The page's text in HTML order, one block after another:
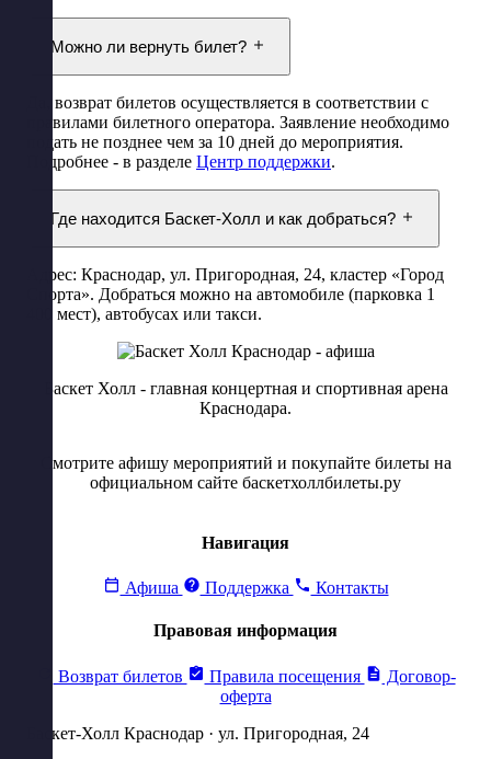
Можно ли вернуть билет?
Да, возврат билетов осуществляется в соответствии с
правилами билетного оператора. Заявление необходимо
подать не позднее чем за 10 дней до мероприятия.
Подробнее - в разделе Центр поддержки.
Где находится Баскет-Холл и как добраться?
Адрес: Краснодар, ул. Пригородная, 24, кластер «Город
Спорта». Добраться можно на автомобиле (парковка 1
400 мест), автобусах или такси.
Баскет Холл - главная концертная и спортивная арена
Краснодара.
Смотрите афишу мероприятий и покупайте билеты на
официальном сайте баскетхоллбилеты.ру
Навигация
Афиша Поддержка Контакты
Правовая информация
Возврат билетов Правила посещения
Договор-
оферта
Баскет-Холл Краснодар · ул. Пригородная, 24